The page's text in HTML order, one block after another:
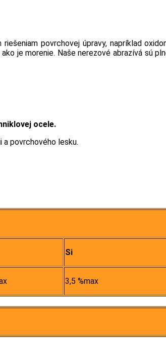
povrchovej úpravy, napríklad
je morenie. Naše nerezové abrazívá sú
ocele.
a povrchového lesku.
Si
3,5 %max